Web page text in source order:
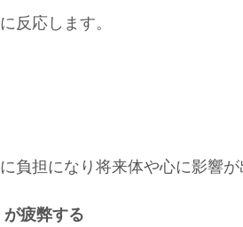
反応します。
負担になり将来体や心に影響が
疲弊する